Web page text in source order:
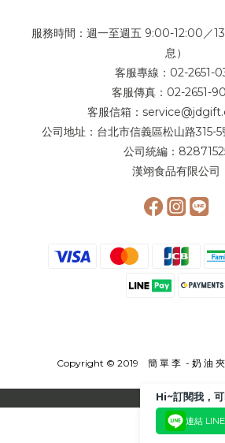
服務時間：週一至週五 9:00-12:00／
息）
客服專線：02-2651-
客服傳真：02-2651-
客服信箱：
公司地址：台北市信義區松山路315-
公司統編：
漢翊食品有限公司
Copyright © 2019 簡 單 李 - 奶 油 夾
連結